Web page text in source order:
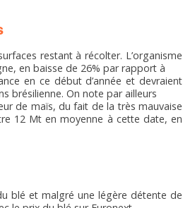
restant à récolter. L’organisme
en baisse de 26% par rapport à
en ce début d’année et devraient
brésilienne. On note par ailleurs
de maïs, du fait de la très mauvaise
12 Mt en moyenne à cette date, en
blé et malgré une légère détente de